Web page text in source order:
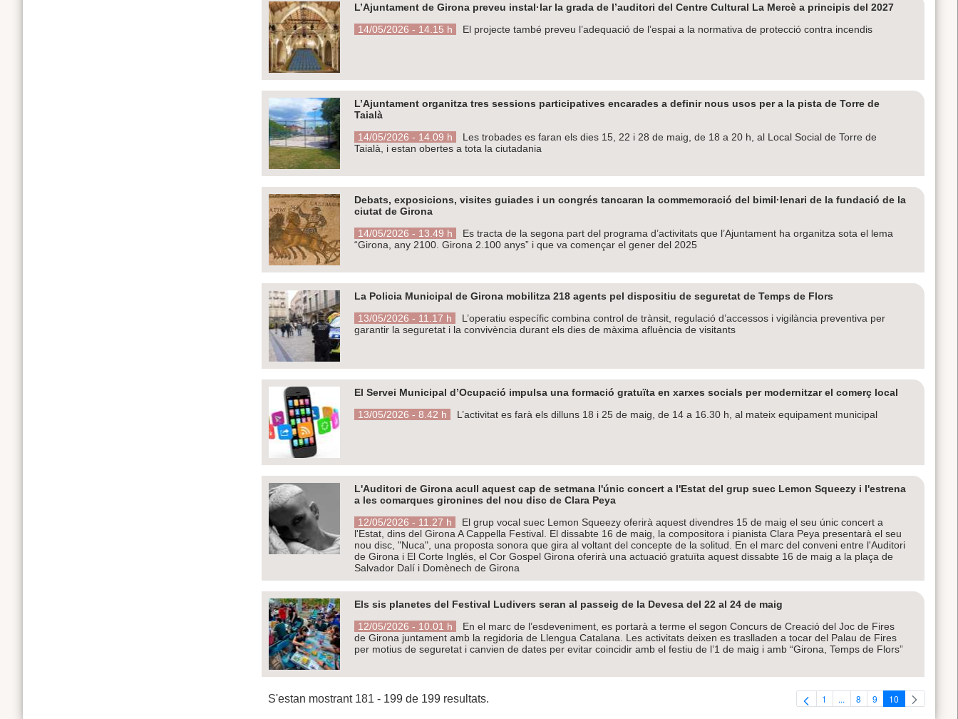
L’Ajuntament de Girona preveu instal·lar la grada de l’auditori del Centre Cultural La Mercè a principis del 2027
14/05/2026 - 14.15 h
El projecte també preveu l’adequació de l’espai a la normativa de protecció contra incendis
L’Ajuntament organitza tres sessions participatives encarades a definir nous usos per a la pista de Torre de
Taialà
14/05/2026 - 14.09 h
Les trobades es faran els dies 15, 22 i 28 de maig, de 18 a 20 h, al Local Social de Torre de
Taialà, i estan obertes a tota la ciutadania
Debats, exposicions, visites guiades i un congrés tancaran la commemoració del bimil·lenari de la fundació de la
ciutat de Girona
14/05/2026 - 13.49 h
Es tracta de la segona part del programa d’activitats que l’Ajuntament ha organitza sota el lema
“Girona, any 2100. Girona 2.100 anys” i que va començar el gener del 2025
La Policia Municipal de Girona mobilitza 218 agents pel dispositiu de seguretat de Temps de Flors
13/05/2026 - 11.17 h
L’operatiu específic combina control de trànsit, regulació d’accessos i vigilància preventiva per
garantir la seguretat i la convivència durant els dies de màxima afluència de visitants
El Servei Municipal d’Ocupació impulsa una formació gratuïta en xarxes socials per modernitzar el comerç local
13/05/2026 - 8.42 h
L’activitat es farà els dilluns 18 i 25 de maig, de 14 a 16.30 h, al mateix equipament municipal
L'Auditori de Girona acull aquest cap de setmana l'únic concert a l'Estat del grup suec Lemon Squeezy i l'estrena
a les comarques gironines del nou disc de Clara Peya
12/05/2026 - 11.27 h
El grup vocal suec Lemon Squeezy oferirà aquest divendres 15 de maig el seu únic concert a
l'Estat, dins del Girona A Cappella Festival. El dissabte 16 de maig, la compositora i pianista Clara Peya presentarà el seu
nou disc, "Nuca", una proposta sonora que gira al voltant del concepte de la solitud. En el marc del conveni entre l'Auditori
de Girona i El Corte Inglés, el Cor Gospel Girona oferirà una actuació gratuïta aquest dissabte 16 de maig a la plaça de
Salvador Dalí i Domènech de Girona
Els sis planetes del Festival Ludivers seran al passeig de la Devesa del 22 al 24 de maig
12/05/2026 - 10.01 h
En el marc de l’esdeveniment, es portarà a terme el segon Concurs de Creació del Joc de Fires
de Girona juntament amb la regidoria de Llengua Catalana. Les activitats deixen es traslladen a tocar del Palau de Fires
per motius de seguretat i canvien de dates per evitar coincidir amb el festiu de l’1 de maig i amb “Girona, Temps de Flors”
S'estan mostrant 181 - 199 de 199 resultats. Pàgina
1 ...Pàgines intermèdies Utilitzeu
Pàgina
8 Pàgina
9 Pàgina
10